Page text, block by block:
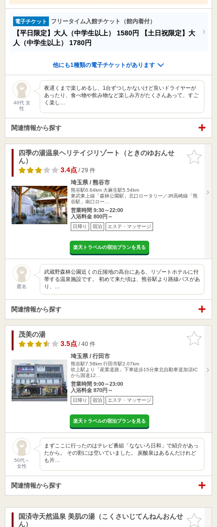
電子チケット フリータイム入館チケット（館内着付）
【平日限定】大人（中学生以上） 1580円
【土日祝限定】大
人（中学生以上） 1780円
他にも1種類の電子チケットがあります
40代 女
性
夜遅くまで楽しめるし、1台ずつしかないけど良いドライヤーが
あったり、食べ物や飲み物など楽しみ方がたくさんあって、すご
く楽し…
関連情報から探す
お気に入
りに追加
四季の湯温泉ヘリテイジリゾート（ときのゆおんせ
ん）
3.4点/ 29 件
埼玉県 / 熊谷市
熊谷駅6.64km 大麻生駅5.54km
東武東上線「森林公園駅」北口ロータリー／JR高崎線「熊
谷駅」南口ロー…
営業時間 9:30～22:00
入浴料金 800円～
日帰り 宿泊 エステ・マッサージ
楽天トラベルの宿泊プランを見る
匿名
武蔵野森林公園近くの丘陵地の高台にある、リゾートホテルに付
帯する温泉施設です。 初めて来た頃は、熊谷駅より路線バスがあ
り、…
関連情報から探す
お気に入
りに追加
茂美の湯
3.5点/ 40 件
埼玉県 / 行田市
熊谷駅7.58km 行田市駅2.07km
吹上駅より「産業道路」下車徒歩15分東北自動車道加須IC
から国道12…
営業時間 9:00～23:00
入浴料金 870円～
日帰り 宿泊 エステ・マッサージ
楽天トラベルの宿泊プランを見る
50代～
女性
まずここに行ったのはテレビ番組「なないろ日和」で紹介があっ
たから。 その割には空いていました。 炭酸泉はあるんだけれど
も片…
関連情報から探す
お気に入
りに追加
国済寺天然温泉 美肌の湯（こくさいじてんねんおんせ
ん）